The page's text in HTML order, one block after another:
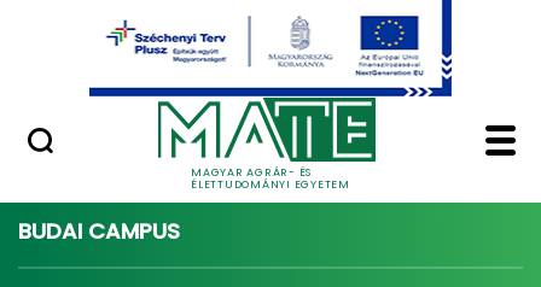
Ugrás a fő tartalomhoz
MAGYAR AGRÁR- ÉS
ÉLETTUDOMÁNYI EGYETEM
Minőségügy
Home - Magyar
BUDAI CAMPUS